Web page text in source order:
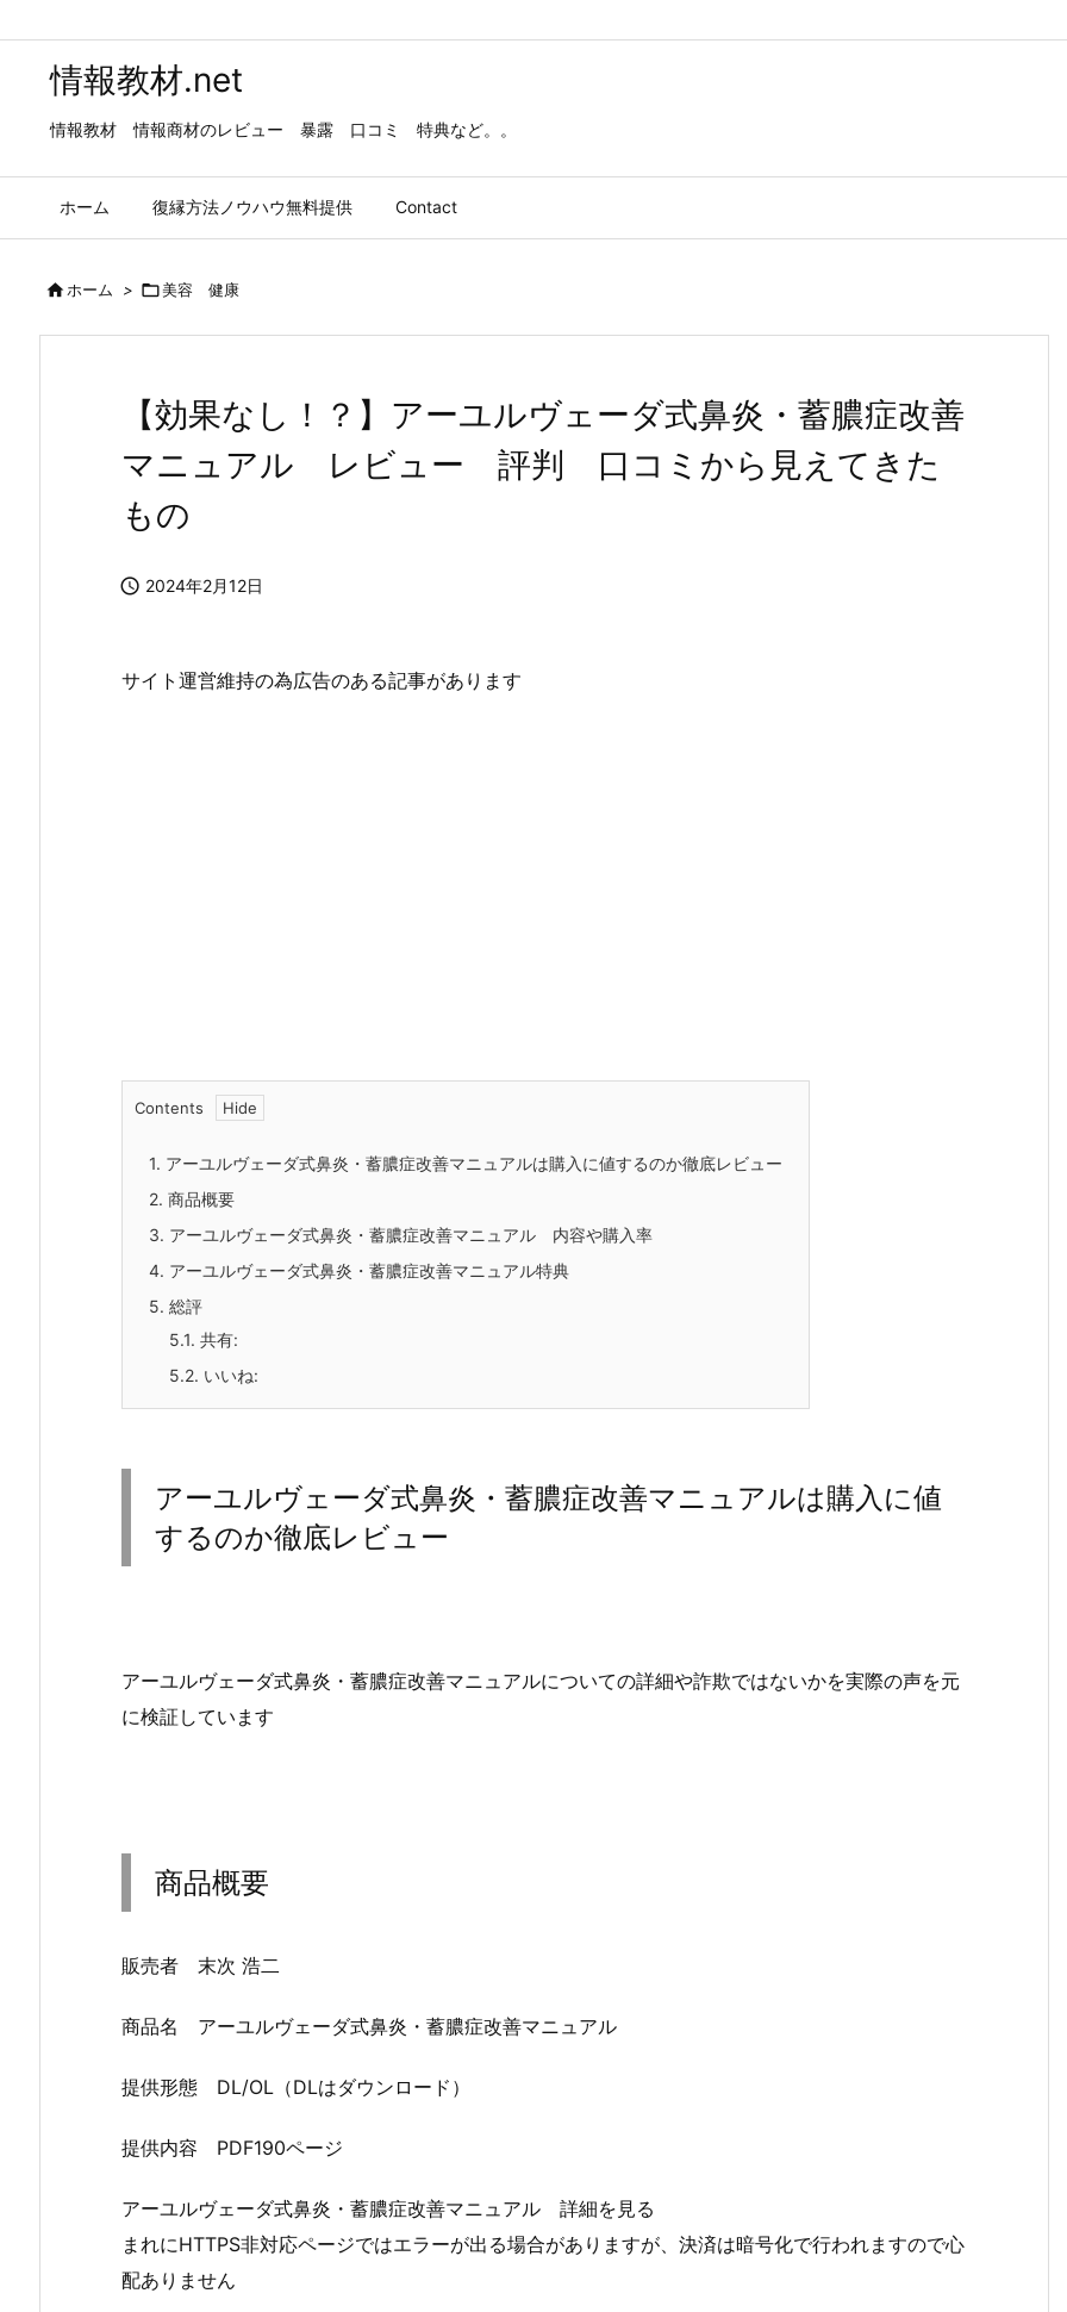
情報教材.net
情報教材 情報商材のレビュー 暴露 口コミ 特典など。。
ホーム 復縁方法ノウハウ無料提供 Contact
ホーム > 美容 健康
【効果なし！？】アーユルヴェーダ式鼻炎・蓄膿症改善
マニュアル レビュー 評判 口コミから見えてきた
もの
 2024年2月12日
サイト運営維持の為広告のある記事があります
Contents
1. アーユルヴェーダ式鼻炎・蓄膿症改善マニュアルは購入に値するのか徹底レビュー
2. 商品概要
3. アーユルヴェーダ式鼻炎・蓄膿症改善マニュアル 内容や購入率
4. アーユルヴェーダ式鼻炎・蓄膿症改善マニュアル特典
5. 総評
5.1. 共有:
5.2. いいね:
アーユルヴェーダ式鼻炎・蓄膿症改善マニュアルは購入に値
するのか徹底レビュー
アーユルヴェーダ式鼻炎・蓄膿症改善マニュアルについての詳細や詐欺ではないかを実際の声を元
に検証しています
商品概要
販売者 末次 浩二
商品名 アーユルヴェーダ式鼻炎・蓄膿症改善マニュアル
提供形態 DL/OL（DLはダウンロード）
提供内容 PDF190ページ
アーユルヴェーダ式鼻炎・蓄膿症改善マニュアル 詳細を見る
まれにHTTPS非対応ページではエラーが出る場合がありますが、決済は暗号化で行われますので心
配ありません